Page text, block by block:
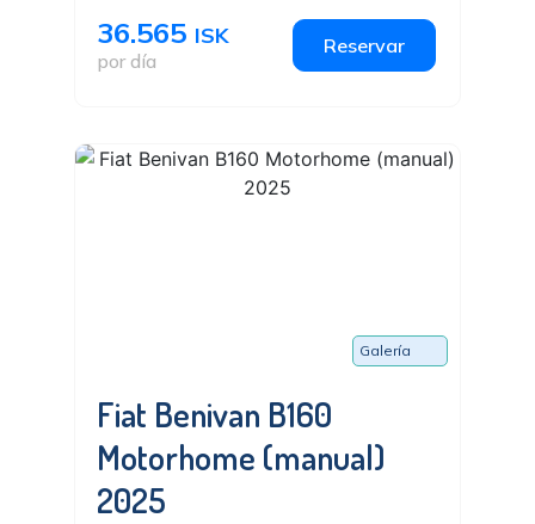
36.565 ISK
por día
Reservar
Galería
Fiat Benivan B160
Motorhome (manual)
2025